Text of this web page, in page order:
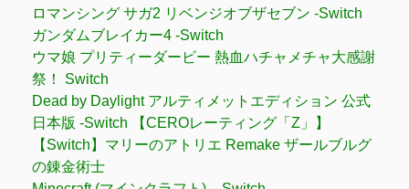
ロマンシング サガ2 リベンジオブザセブン -Switch
ガンダムブレイカー4 -Switch
ウマ娘 プリティーダービー 熱血ハチャメチャ大感謝
祭！ Switch
Dead by Daylight アルティメットエディション 公式
日本版 -Switch 【CEROレーティング「Z」】
【Switch】マリーのアトリエ Remake ザールブルグ
の錬金術士